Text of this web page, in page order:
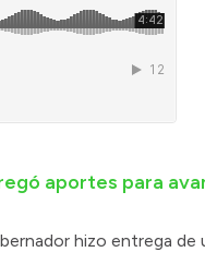
aportes para
hizo entrega